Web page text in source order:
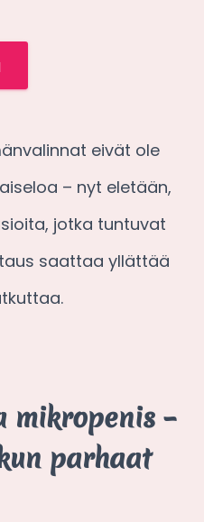
eivät ole
– nyt eletään,
jotka tuntuvat
saattaa yllättää
mikropenis –
parhaat